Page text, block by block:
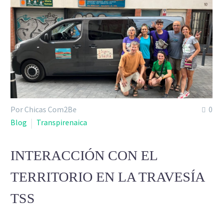
0
Por Chicas Com2Be
Blog
Transpirenaica
INTERACCIÓN CON EL
TERRITORIO EN LA TRAVESÍA
TSS